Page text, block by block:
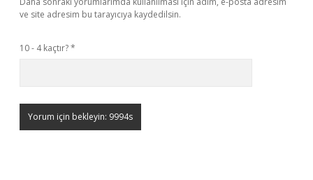
ve site adresim bu tarayıcıya kaydedilsin.
10 - 4 kaçtır?*